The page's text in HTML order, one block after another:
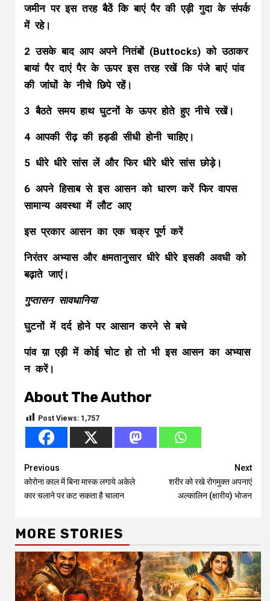
जमीन पर इस तरह बैठें कि बाएं पैर की एड़ी गुदा के संपर्क
में रहे।
2 उसके बाद आप अपने नितंबों (Buttocks) को उठाकर
बायां पैर दाएं पैर के ऊपर इस तरह रखें कि पंजे बाएं पांव
की जांघों के नीचे छिपे रहें।
3 बैठते समय हाथ घुटनों के ऊपर होते हुए नीचे रखें।
4 आपकी रीढ़ की हड्डी सीधी होनी चाहिए।
5 धीरे धीरे सांस लें और फिर धीरे धीरे सांस छोड़े।
6 अपने हिसाब से इस आसन को धारण करें फिर वापस
सामान्य अवस्था में लौट आए
इस प्रकार आसन का एक चक्र पूर्ण करें
निरंतर अभ्यास और क्षमतानुसार धीरे धीरे इसकी अवधी को
बढ़ाते जाएं।
गुप्तासन सावधानिया
घुटनों में दर्द होने पर आसान करने से बचे
पांव य़ा एड़ी में कोई चोट हो तो भी इस आसन का अभ्यास
न करें।
About The Author
Post Views: 1,757
Continue
Reading
Previous
कोरोना काल में बिना मास्क लगाये अकेले
कार चलाने पर कट सकता है चालान
Next
शरीर को रखे रोगमुक्त अपनाएं
अल्कालिन (क्षारीय) भोजन
MORE STORIES